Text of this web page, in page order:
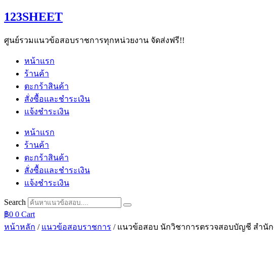
Skip
to
123SHEET
ศูนย์รวมแนวข้อสอบราชการทุกหน่วยงาน จัดส่งฟรี!!
หน้าแรก
ร้านค้า
ตะกร้าสินค้า
สั่งซื้อและชำระเงิน
แจ้งชำระเงิน
หน้าแรก
ร้านค้า
ตะกร้าสินค้า
สั่งซื้อและชำระเงิน
แจ้งชำระเงิน
Search
฿0 0 Cart
หน้าหลัก / แนวข้อสอบราชการ / แนวข้อสอบ นักวิชาการตรวจสอบบัญชี สำนั